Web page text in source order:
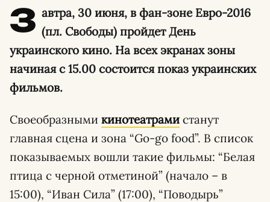
З автра, 30 июня, в фан-зоне Евро-2016
(пл. Свободы) пройдет День
украинского кино. На всех экранах зоны
начиная с 15.00 состоится показ украинских
фильмов.
Своеобразными кинотеатрами станут
главная сцена и зона “Go-go food”. В список
показываемых вошли такие фильмы: “Белая
птица с черной отметиной” (начало – в
15:00), “Иван Сила” (17:00), “Поводырь”